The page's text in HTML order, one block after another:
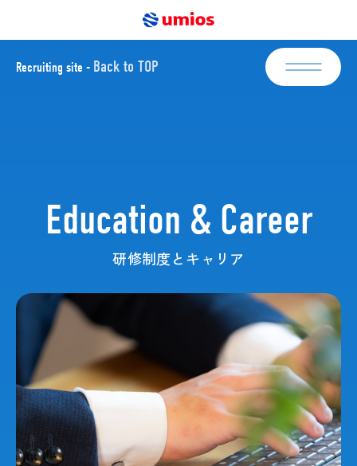
Recruiting site - Back to TOP
Education & Career
研修制度とキャリア
Mid-career
エントリー
Interviews
Business
Projects
Cross talk
Benefits